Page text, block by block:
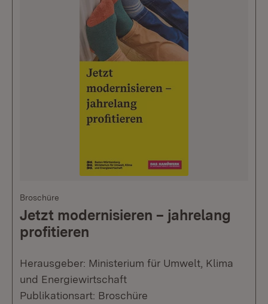
Broschüre
Jetzt modernisieren – jahrelang
profitieren
Herausgeber: Ministerium für Umwelt, Klima
und Energiewirtschaft
Publikationsart: Broschüre